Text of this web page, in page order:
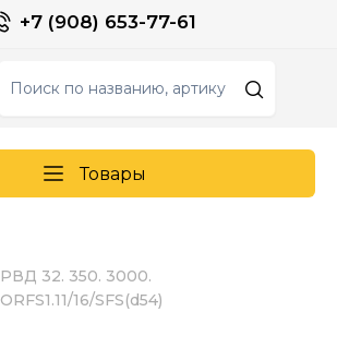
+7 (908) 653-77-61
Товары
РВД 32. 350. 3000.
ORFS1.11/16/SFS(d54)